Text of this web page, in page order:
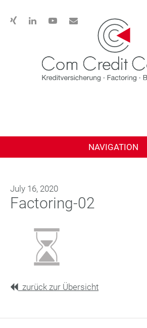
NAVIGATION
July 16, 2020
Factoring-02
zurück zur Übersicht